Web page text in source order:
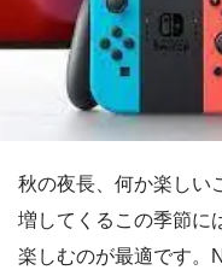
秋の夜長、何か楽しい
増してくるこの季節に
楽しむのが最適です。